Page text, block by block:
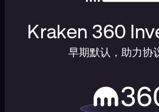
Kraken 360
早期默认，助力协